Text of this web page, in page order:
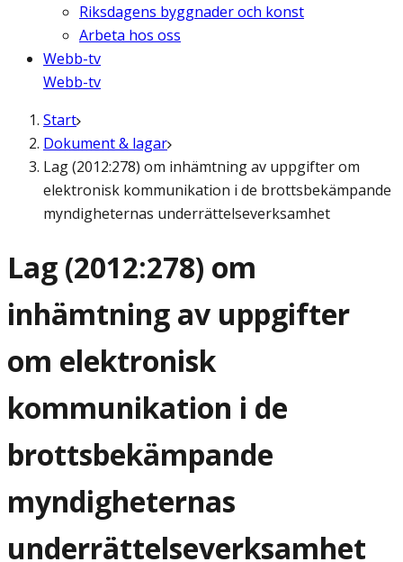
Riksdagens byggnader och konst
Arbeta hos oss
Webb-tv
Webb-tv
Start
Dokument & lagar
Lag (2012:278) om inhämtning av uppgifter om
elektronisk kommunikation i de brottsbekämpande
myndigheternas underrättelseverksamhet
Lag (2012:278) om
inhämtning av uppgifter
om elektronisk
kommunikation i de
brottsbekämpande
myndigheternas
underrättelseverksamhet